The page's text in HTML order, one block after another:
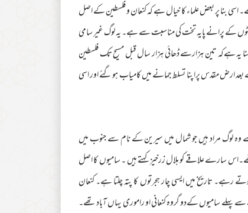
اسی بنا پر بعض علماء کا خیال ہے کہ کنعان و فلسطین کے اصل
کے پرانے پایہ تخت کی مناسبت سے ہے۔ یہ لوگ غیر سامی
یہ ہےکہ تین ہزارسے ڈھائی ہزار سال قبل مسیح تک فلسطین
ارض مقدس پراپنا تسلط جمانے میں کامیاب ہوگئے اور اسی
لوگ مراد ہیں جو شمال میں سیرین کے نام سے جنوب میں
سارے علاقے کو ہلال زرخیز کہتے ہیں ۔ سامیوں کا اصل
تاریخ میں ایسی چار ہجرتوں کا پتہ چلتا ہے۔ کنعان
پہلے سامیوں کےدو گروہ کنعانی او راموری یہاں آباد تھے۔